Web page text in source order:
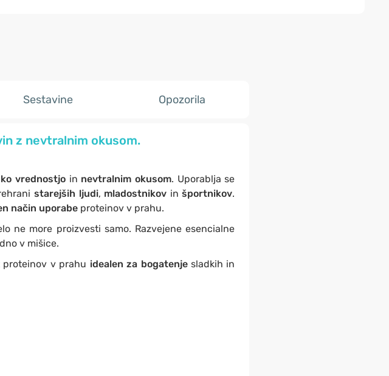
Sestavine Opozorila
z nevtralnim okusom.
vrednostjoin nevtralnim okusom. Uporablja se
starejših ljudi, mladostnikov inšportnikov.
način uporabeproteinov v prahu.
ne more proizvesti samo. Razvejene esencialne
v mišice.
v prahu idealen za bogatenjesladkih in